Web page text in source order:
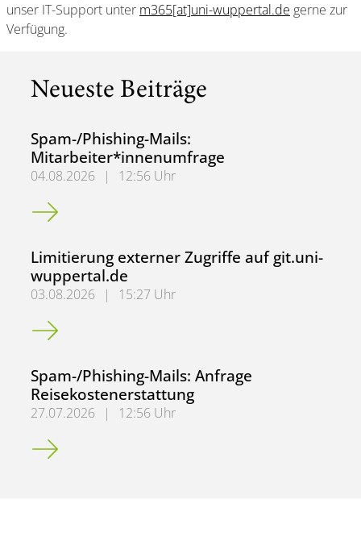
unser IT-Support unter m365[at]uni-wuppertal.de gerne zur
Verfügung.
Neueste Beiträge
Spam-/Phishing-Mails:
Mitarbeiter*innenumfrage
04.08.2026 |
12:56 Uhr
Spam-/Phishing-Mails: Mitarbeiter*innenumfrage
Limitierung externer Zugriffe auf git.uni-
wuppertal.de
03.08.2026 |
15:27 Uhr
Limitierung externer Zugriffe auf git.uni-wuppertal.de
Spam-/Phishing-Mails: Anfrage
Reisekostenerstattung
27.07.2026 |
12:56 Uhr
Spam-/Phishing-Mails: Anfrage Reisekostenerstattung